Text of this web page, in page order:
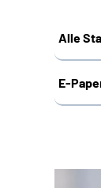
Alle
E-